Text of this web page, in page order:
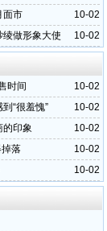
10-02
面市
10-02
绫做形象大使
10-02
时间
10-02
“很羞愧”
10-02
的印象
10-02
落
10-02